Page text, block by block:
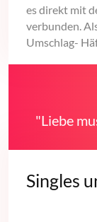
es direkt mit
verbunden.
Umschlag-
"Liebe
Singles